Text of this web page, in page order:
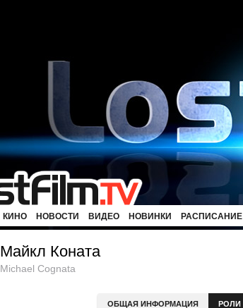
КИНО НОВОСТИ ВИДЕО НОВИНКИ РАСПИСАНИЕ
Майкл Коната
Michael Cognata
ОБЩАЯ ИНФОРМАЦИЯ РОЛИ